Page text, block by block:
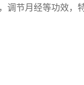
调节月经等功效，